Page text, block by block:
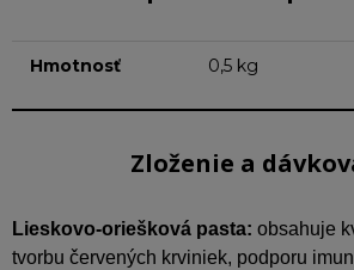
Hmotnosť 0,5 kg
Zloženie a
Lieskovo-oriešková pasta: obsahuje
tvorbu červených krviniek, podporu